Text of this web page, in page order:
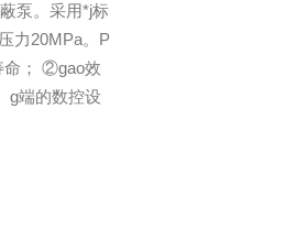
泵。采用*j标
力20MPa。P
命； ②gao效
g端的数控设